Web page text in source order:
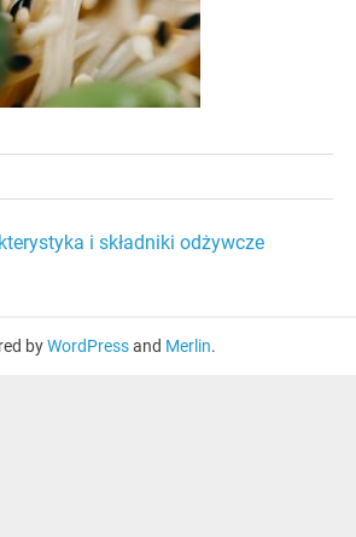
i składniki odżywcze
byWordPressand Merlin.